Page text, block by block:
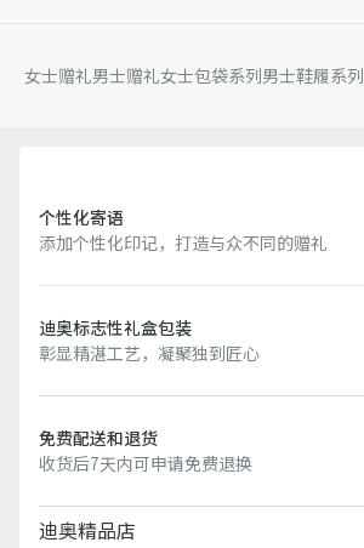
女士赠礼男士赠礼女士包袋系列男士鞋履系列
个性化寄语
添加个性化印记，打造与众不同的赠礼
迪奥标志性礼盒包装
彰显精湛工艺，凝聚独到匠心
免费配送和退货
收货后7天内可申请免费退换
迪奥精品店